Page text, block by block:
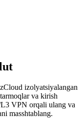
izolyatsiyalangan
va kirish
VPN orqali ulang va
masshtablang.